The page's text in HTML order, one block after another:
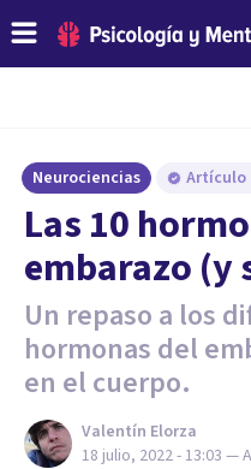
Neurociencias Artículo
Las 10
embarazo (y
Un repaso a los
hormonas del
en el cuerpo.
Valentín Elorza
18 julio, 2022 - 13:03 —